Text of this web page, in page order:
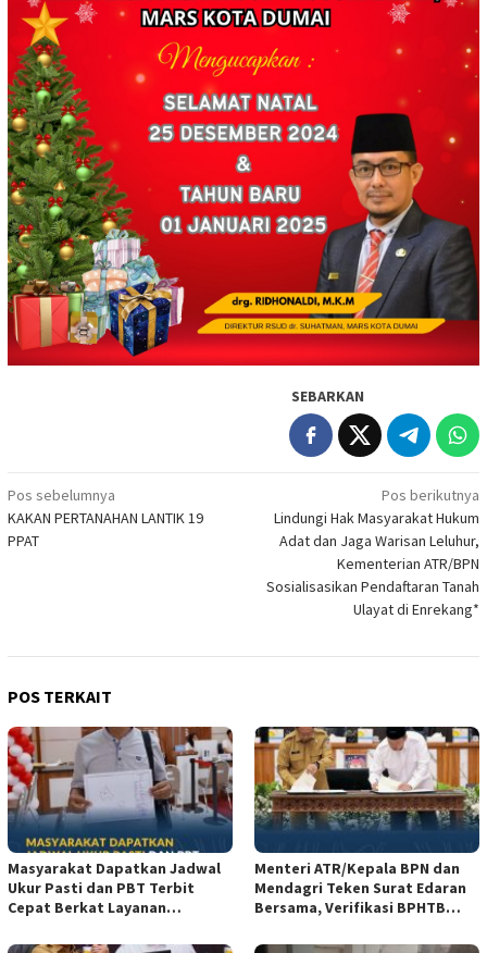
SEBARKAN
Navigasi
pos
Pos sebelumnya
‎KAKAN PERTANAHAN LANTIK 19
PPAT
Pos berikutnya
Lindungi Hak Masyarakat Hukum
Adat dan Jaga Warisan Leluhur,
Kementerian ATR/BPN
Sosialisasikan Pendaftaran Tanah
Ulayat di Enrekang*
POS TERKAIT
Masyarakat Dapatkan Jadwal
Ukur Pasti dan PBT Terbit
Cepat Berkat Layanan
Menteri ATR/Kepala BPN dan
Mendagri Teken Surat Edaran
Bersama, Verifikasi BPHTB